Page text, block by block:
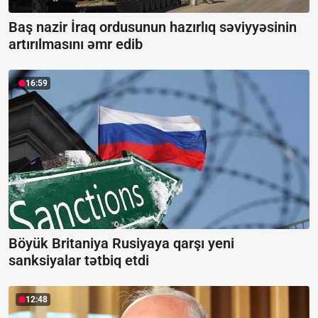
Baş nazir İraq ordusunun hazırlıq səviyyəsinin
artırılmasını əmr edib
16:59
Böyük Britaniya Rusiyaya qarşı yeni
sanksiyalar tətbiq etdi
12:48